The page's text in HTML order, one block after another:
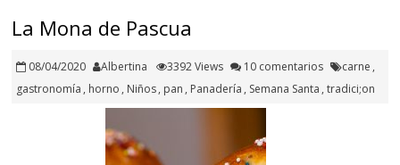
La Mona de Pascua
08/04/2020 Albertina 3392 Views 10 comentarios carne ,
gastronomía , horno , Niños, pan , Panadería , Semana Santa ,tradici;on